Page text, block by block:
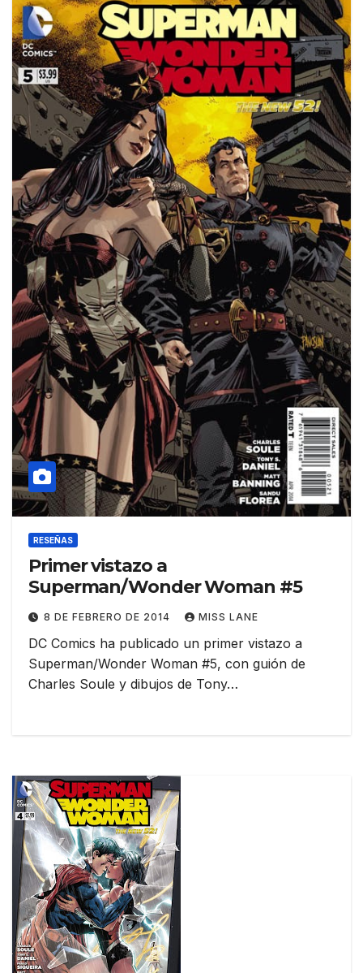
RESEÑAS
Primer vistazo a
Superman/Wonder Woman #5
8 DE FEBRERO DE 2014 MISS LANE
DC Comics ha publicado un primer vistazo a
Superman/Wonder Woman #5, con guión de
Charles Soule y dibujos de Tony…